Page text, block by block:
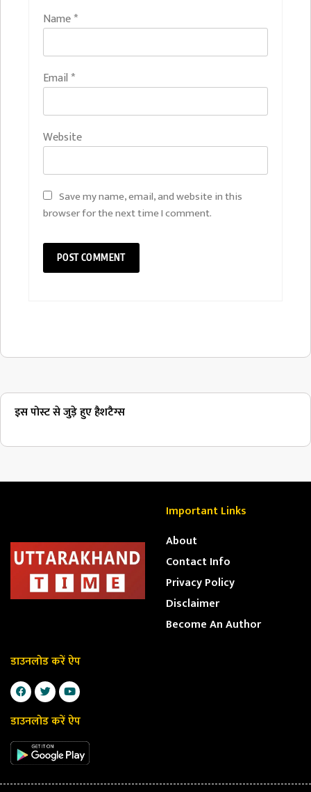
Name*
Email *
Website
Save my name, email, and website in this
browser for the next time I comment.
इस पोस्ट से जुड़े हुए हैशटैग्स
Important Links
About
Contact Info
Privacy Policy
Disclaimer
Become An Author
डाउनलोड करें ऐप
डाउनलोड करें ऐप